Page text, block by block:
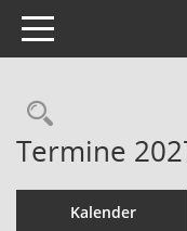
Toggle navigation
Termine
Kalender